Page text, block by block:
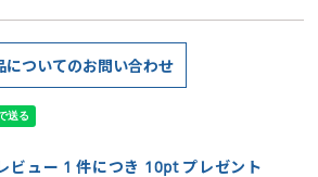
についてのお問い合わせ
ビュー 1 件につき 10pt プレゼント